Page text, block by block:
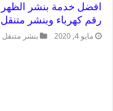
رقم كهرباء وبنشر متنقل
مايو 4, 2020 بنشر متنقل